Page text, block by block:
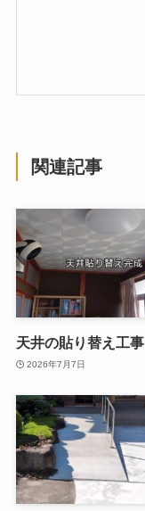
関連記事
天井の貼り替え工事
2026年7月7日